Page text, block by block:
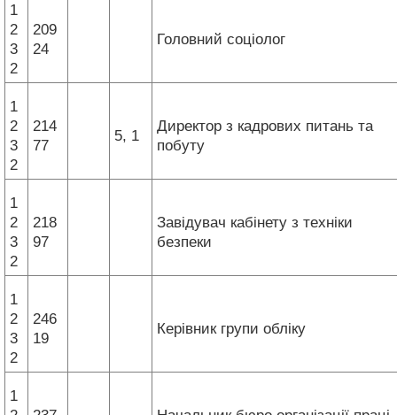
1
2
3
2
209
24
Головний соціолог
1
2
3
2
214
77
5, 1
Директор з кадрових питань та
побуту
1
2
3
2
218
97
Завідувач кабінету з техніки
безпеки
1
2
3
2
246
19
Керівник групи обліку
1